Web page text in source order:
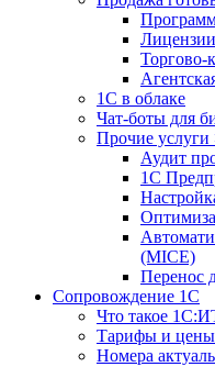
Торгово-
1С в облаке
Чат-боты для
Прочие услуги
Аудит
1С
(MICE)
Перенос
Сопровождение 1С
Что такое
Тарифы и
Номера